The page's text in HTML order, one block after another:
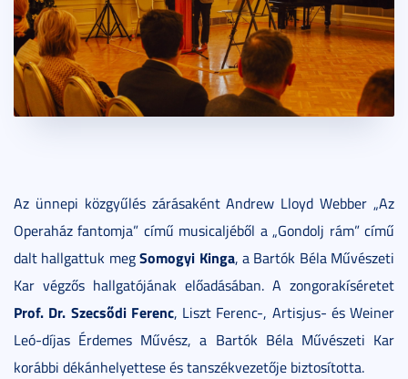
Az ünnepi közgyűlés zárásaként Andrew Lloyd Webber „Az
Operaház fantomja” című musicaljéből a „Gondolj rám” című
dalt hallgattuk megSomogyi Kinga, a Bartók Béla Művészeti
Kar végzős hallgatójának előadásában. A zongorakíséretet
Prof. Dr. Szecsődi Ferenc, Liszt Ferenc-, Artisjus- és Weiner
Leó-díjas Érdemes Művész, a Bartók Béla Művészeti Kar
korábbi dékánhelyettese és tanszékvezetője biztosította.